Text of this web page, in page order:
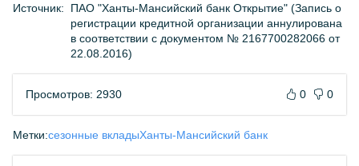
Источник:
ПАО "Ханты-Мансийский банк Открытие" (Запись о
регистрации кредитной организации аннулирована
в соответствии с документом № 2167700282066 от
22.08.2016)
Просмотров: 2930 0 0
Метки:сезонные вкладыХанты-Мансийский банк